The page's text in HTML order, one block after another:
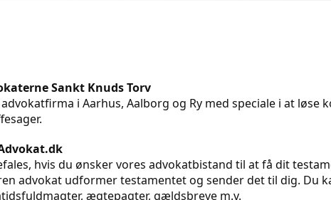
Sankt Knuds Torv
i Aarhus, Aalborg og Ry med speciale i at
hvis du ønsker vores advokatbistand til at få dit
advokat udformer testamentet og sender det til dig. Du
ægtepagter, gældsbreve m.v.